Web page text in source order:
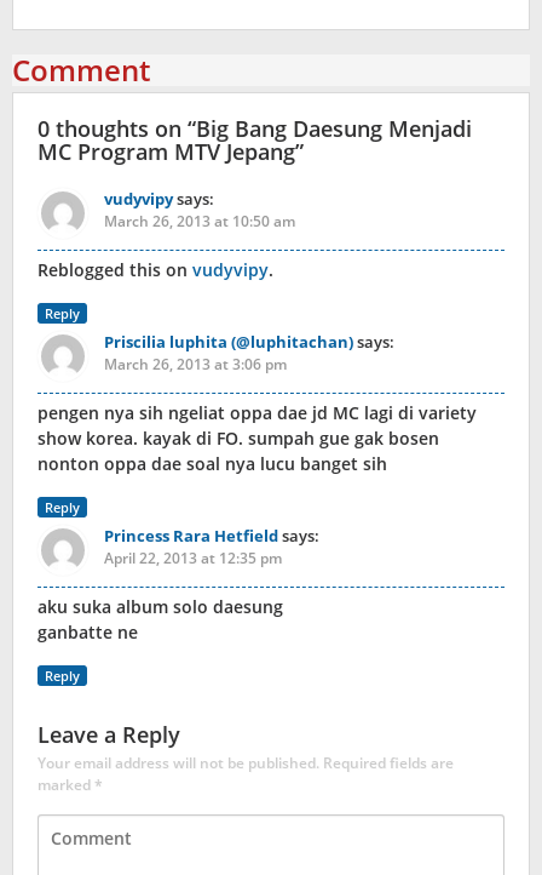
Comment
0 thoughts on “Big Bang Daesung Menjadi
MC Program MTV Jepang”
vudyvipysays:
March 26, 2013 at 10:50 am
Reblogged this on vudyvipy.
Reply
Priscilia luphita (@luphitachan)says:
March 26, 2013 at 3:06 pm
pengen nya sih ngeliat oppa dae jd MC lagi di variety
show korea. kayak di FO. sumpah gue gak bosen
nonton oppa dae soal nya lucu banget sih
Reply
Princess Rara Hetfieldsays:
April 22, 2013 at 12:35 pm
aku suka album solo daesung
ganbatte ne
Reply
Leave a Reply
Your email address will not be published. Required fields are
marked*